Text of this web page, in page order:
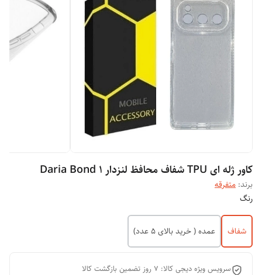
کاور ژله ای TPU شفاف محافظ لنزدار Daria Bond 1
برند: متفرقه
رنگ
شفاف عمده ( خرید بالای 5 عدد)
سرویس ویژه دیجی کالا: 7 روز تضمین بازگشت کالا